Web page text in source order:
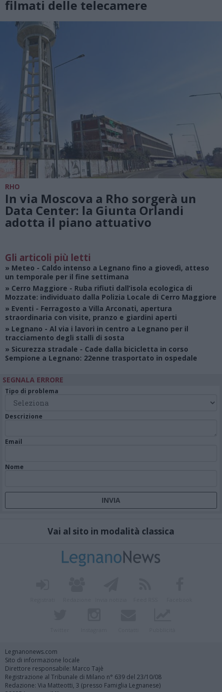
filmati delle telecamere
RHO
In via Moscova a Rho sorgerà un
Data Center: la Giunta Orlandi
adotta il piano attuativo
Gli articoli più letti
» Meteo - Caldo intenso a Legnano fino a giovedì, atteso
un temporale per il fine settimana
» Cerro Maggiore - Ruba rifiuti dall’isola ecologica di
Mozzate: individuato dalla Polizia Locale di Cerro Maggiore
» Eventi - Ferragosto a Villa Arconati, apertura
straordinaria con visite, pranzo e giardini aperti
» Legnano - Al via i lavori in centro a Legnano per il
tracciamento degli stalli di sosta
» Sicurezza stradale - Cade dalla bicicletta in corso
Sempione a Legnano: 22enne trasportato in ospedale
SEGNALA ERRORE
Tipo di problema
Descrizione
Email
Nome
Vai al sito in modalità classica
Legnanonews.com
Sito di informazione locale
Direttore responsabile: Marco Tajè
Registrazione al Tribunale di Milano n° 639 del 23/10/08
Redazione: Via Matteotti, 3 (presso Famiglia Legnanese)